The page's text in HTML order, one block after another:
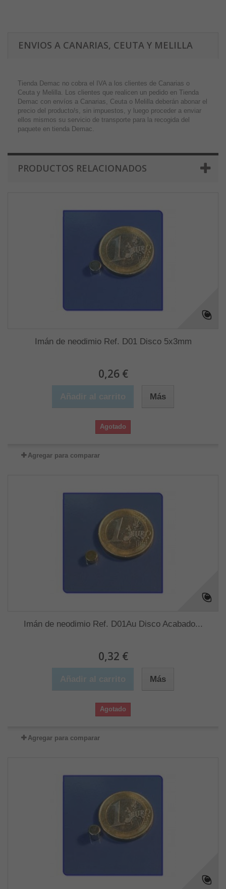
ENVIOS A CANARIAS, CEUTA Y MELILLA
Tienda Demac no cobra el IVA a los clientes de Canarias o
Ceuta y Melilla. Los clientes que realicen un pedido en Tienda
Demac con envíos a Canarias, Ceuta o Melilla deberán abonar el
precio del producto/s, sin impuestos, y luego proceder a enviar
ellos mismos su servicio de transporte para la recogida del
paquete en tienda Demac.
PRODUCTOS RELACIONADOS
Imán de neodimio Ref. D01 Disco 5x3mm
0,26 €
Más
Agotado
Agregar para comparar
Imán de neodimio Ref. D01Au Disco Acabado...
0,32 €
Más
Agotado
Agregar para comparar